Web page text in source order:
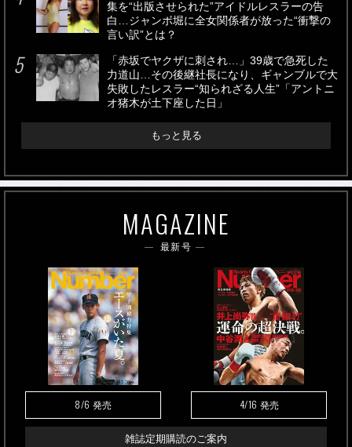
集を“出版させられた”アイドルレスラーの告
白…ジャンボ堀に全女関係者が放った“衝撃の
言い訳”とは？
「赤坂でヤクザに刺され…」39歳で急死した
力道山…その後継社長になり、ギャンブルで大
失敗したレスラー“知られざる人生”「アントニ
オ猪木が土下座した日」
もっと見る
MAGAZINE
最新号
8/6 発売 4/16 発売
雑誌定期購読のご案内